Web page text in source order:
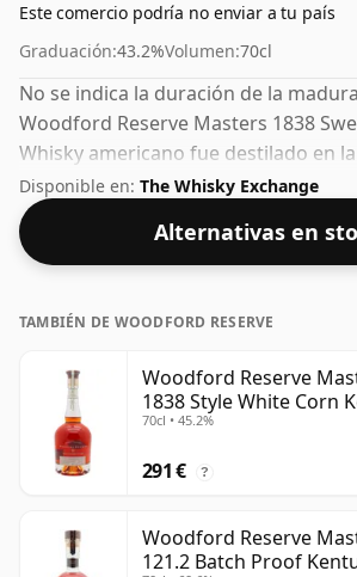
Este comercio podría no enviar a tu país
Graduación:43.2%Volumen:70cl
No se indica la duración de la
Woodford Reserve Masters 1838
Whisky americano fue destilado en
Woodford Reserve. Siempre es
embotellados con un ABV de 43,2%;
tamaño normal de 70 cl.
Disponible en: The Whisky Exchange
Alternativas en
TAMBIÉN DE WOODFORD RESERVE
Woodford Reserve
1838 Style White Corn
70cl • 45.2%
291 € ?
Woodford Reserve
121.2 Batch Proof